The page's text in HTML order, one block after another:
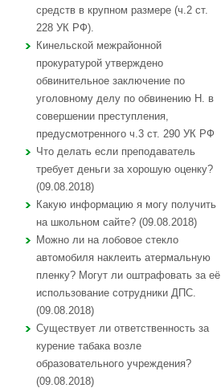
средств в крупном размере (ч.2 ст.
228 УК РФ).
Кинельской межрайонной
прокуратурой утверждено
обвинительное заключение по
уголовному делу по обвинению Н. в
совершении преступления,
предусмотренного ч.3 ст. 290 УК РФ
Что делать если преподаватель
требует деньги за хорошую оценку?
(09.08.2018)
Какую информацию я могу получить
на школьном сайте? (09.08.2018)
Можно ли на лобовое стекло
автомобиля наклеить атермальную
пленку? Могут ли оштрафовать за её
использование сотрудники ДПС.
(09.08.2018)
Существует ли ответственность за
курение табака возле
образовательного учреждения?
(09.08.2018)